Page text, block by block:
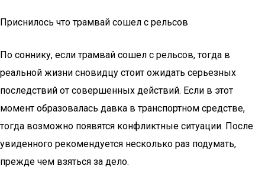
Приснилось что трамвай сошел с рельсов
По соннику, если трамвай сошел с рельсов, тогда в
реальной жизни сновидцу стоит ожидать серьезных
последствий от совершенных действий. Если в этот
момент образовалась давка в транспортном средстве,
тогда возможно появятся конфликтные ситуации. После
увиденного рекомендуется несколько раз подумать,
прежде чем взяться за дело.